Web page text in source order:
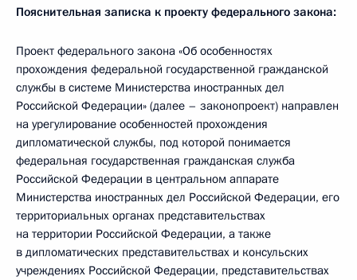
Пояснительная записка к проекту федерального закона:
Проект федерального закона «Об особенностях
прохождения федеральной государственной гражданской
службы в системе Министерства иностранных дел
Российской Федерации» (далее – законопроект) направлен
на урегулирование особенностей прохождения
дипломатической службы, под которой понимается
федеральная государственная гражданская служба
Российской Федерации в центральном аппарате
Министерства иностранных дел Российской Федерации, его
территориальных органах представительствах
на территории Российской Федерации, а также
в дипломатических представительствах и консульских
учреждениях Российской Федерации, представительствах